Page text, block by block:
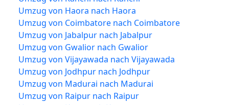
Umzug von Haora nach Haora
Umzug von Coimbatore nach Coimbatore
Umzug von Jabalpur nach Jabalpur
Umzug von Gwalior nach Gwalior
Umzug von Vijayawada nach Vijayawada
Umzug von Jodhpur nach Jodhpur
Umzug von Madurai nach Madurai
Umzug von Raipur nach Raipur